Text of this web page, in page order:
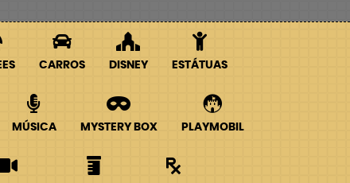
CARROS DISNEY ESTÁTUAS
MÚSICA MYSTERY BOX PLAYMOBIL